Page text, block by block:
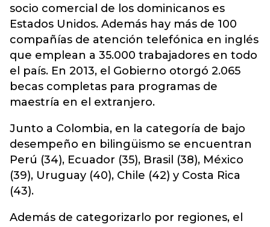
socio comercial de los dominicanos es
Estados Unidos. Además hay más de 100
compañías de atención telefónica en inglés
que emplean a 35.000 trabajadores en todo
el país. En 2013, el Gobierno otorgó 2.065
becas completas para programas de
maestría en el extranjero.
Junto a Colombia, en la categoría de bajo
desempeño en bilingüismo se encuentran
Perú (34), Ecuador (35), Brasil (38), México
(39), Uruguay (40), Chile (42) y Costa Rica
(43).
Además de categorizarlo por regiones, el